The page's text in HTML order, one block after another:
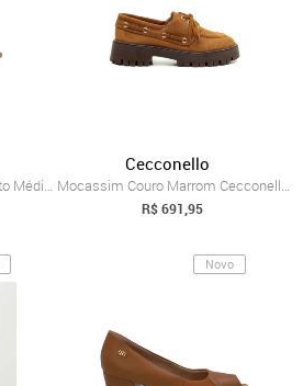
Slingback Couro Marrom Salto Médio Cecco...
Cecconello
Mocassim Couro Marrom Cecconello 2972002-1
R$ 691,95
Novo